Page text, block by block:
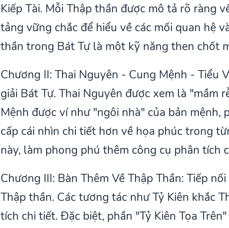
Kiếp Tài. Mỗi Thập thần được mô tả rõ ràng
tảng vững chắc để hiểu về các mối quan hệ
thần trong Bát Tự là một kỹ năng then chốt
Chương II: Thai Nguyên - Cung Mệnh -
giải Bát Tự. Thai Nguyên được xem là "mầm
Mệnh được ví như "ngôi nhà" của bản mệnh,
cấp cái nhìn chi tiết hơn về họa phúc trong
này, làm phong phú thêm công cụ phân tích
Chương III: Bàn Thêm Về Thập Thần: Tiếp
Thập thần. Các tương tác như Tỷ Kiên khắc
tích chi tiết. Đặc biệt, phần "Tỷ Kiên Tọa